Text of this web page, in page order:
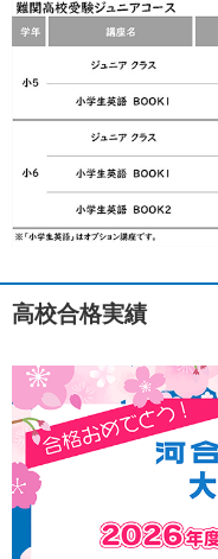
高校合格実績